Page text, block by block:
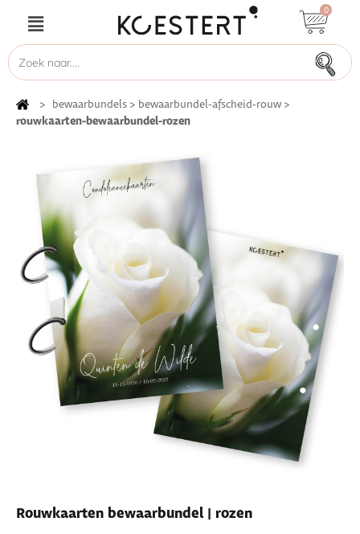
0
> bewaarbundels > bewaarbundel-afscheid-rouw >
rouwkaarten-bewaarbundel-rozen
Rouwkaarten bewaarbundel | rozen